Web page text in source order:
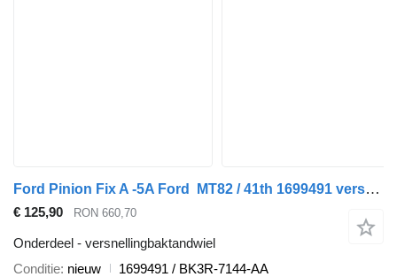
Ford Pinion Fix A -5A Ford MT82 / 41th 1699491 versnellingbaktandwiel voor auto
€ 125,90 RON 660,70
Onderdeel - versnellingbaktandwiel
Conditie nieuw
1699491 / BK3R-7144-AA